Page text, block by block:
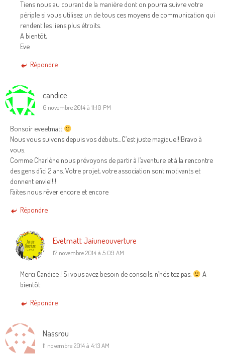
Tiens nous au courant de la manière dont on pourra suivre votre
périple si vous utilisez un de tous ces moyens de communication qui
rendent les liens plus étroits.
A bientôt,
Eve
Répondre
candice
6 novembre 2014 à 11:10 PM
Bonsoir eveetmatt
Nous vous suivons depuis vos débuts…C’est juste magique!!!Bravo à
vous.
Comme Charlène nous prévoyons de partir à l’aventure et à la rencontre
des gens d’ici 2 ans. Votre projet, votre association sont motivants et
donnent envie!!!!
Faites nous rêver encore et encore
Répondre
Evetmatt Jaiuneouverture
17 novembre 2014 à 5:09 AM
Merci Candice ! Si vous avez besoin de conseils, n’hésitez pas.
A
bientôt
Répondre
Nassrou
11 novembre 2014 à 4:13 AM